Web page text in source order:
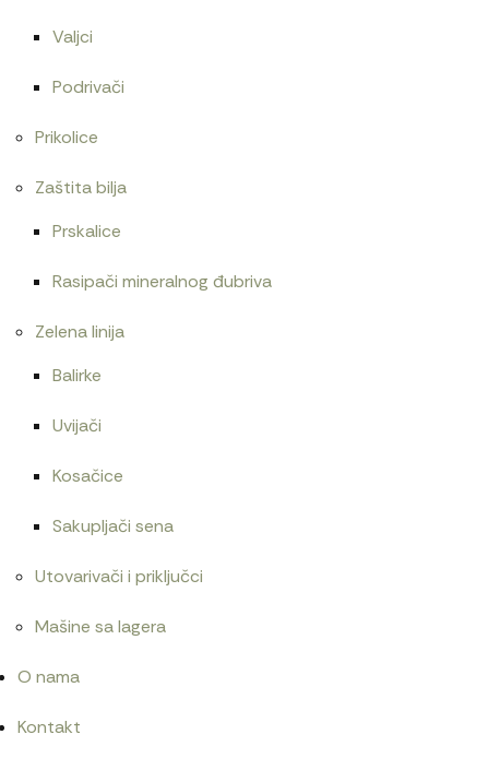
Valjci
Podrivači
Prikolice
Zaštita bilja
Prskalice
Rasipači mineralnog đubriva
Zelena linija
Balirke
Uvijači
Kosačice
Sakupljači sena
Utovarivači i priključci
Mašine sa lagera
O nama
Kontakt